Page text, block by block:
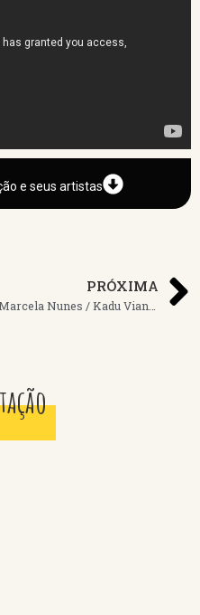
e seus artistas
PRÓXIMA